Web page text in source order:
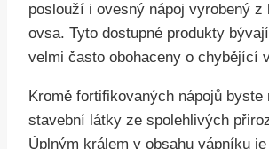
poslouží i ovesný nápoj vyrobený z
ovsa. Tyto dostupné produkty
velmi často obohaceny o chybějící
Kromě fortifikovaných nápojů byste
stavební látky ze spolehlivých
Úplným králem v obsahu vápníku